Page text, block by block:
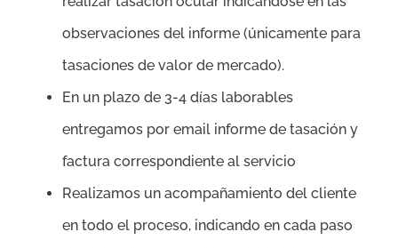
observaciones del informe (únicamente para
tasaciones de valor de mercado).
En un plazo de 3-4 días laborables
entregamos por email informe de tasación y
factura correspondiente al servicio
Realizamos un acompañamiento del cliente
en todo el proceso, indicando en cada paso